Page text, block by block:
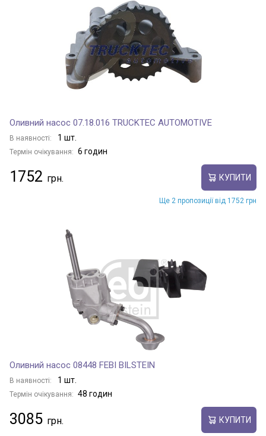
Оливний насос 07.18.016 TRUCKTEC AUTOMOTIVE
В наявності: 1 шт.
Термін очікування: 6 годин
1752 КУПИТИ
Ще 2 пропозиції від 1752 грн
Оливний насос 08448 FEBI BILSTEIN
В наявності: 1 шт.
Термін очікування: 48 годин
3085 КУПИТИ